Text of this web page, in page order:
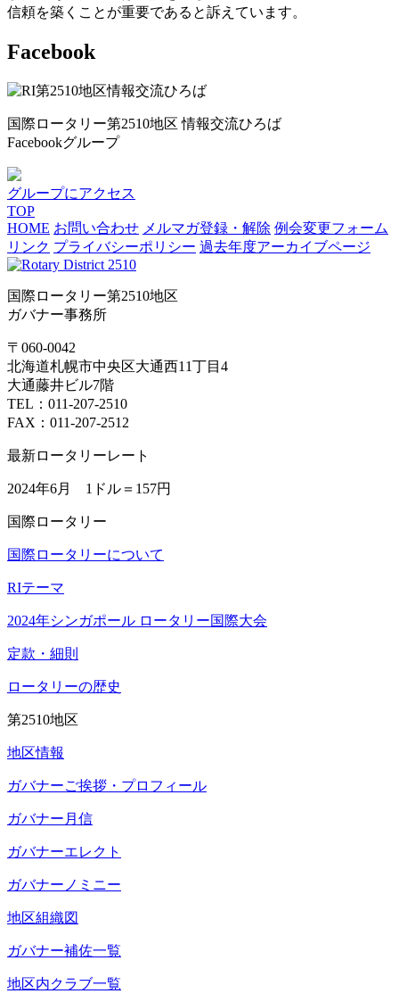
信頼を築くことが重要であると訴えています。
Facebook
国際ロータリー第2510地区 情報交流ひろば
Facebookグループ
グループにアクセス
TOP
HOME お問い合わせ メルマガ登録・解除 例会変更フォーム
リンク プライバシーポリシー 過去年度アーカイブページ
国際ロータリー第2510地区
ガバナー事務所
〒060-0042
北海道札幌市中央区大通西11丁目4
大通藤井ビル7階
TEL：011-207-2510
FAX：011-207-2512
最新ロータリーレート
2024年6月 1ドル＝ 157円
国際ロータリー
国際ロータリーについて
RIテーマ
2024年シンガポール ロータリー国際大会
定款・細則
ロータリーの歴史
第2510地区
地区情報
ガバナーご挨拶・プロフィール
ガバナー月信
ガバナーエレクト
ガバナーノミニー
地区組織図
ガバナー補佐一覧
地区内クラブ一覧